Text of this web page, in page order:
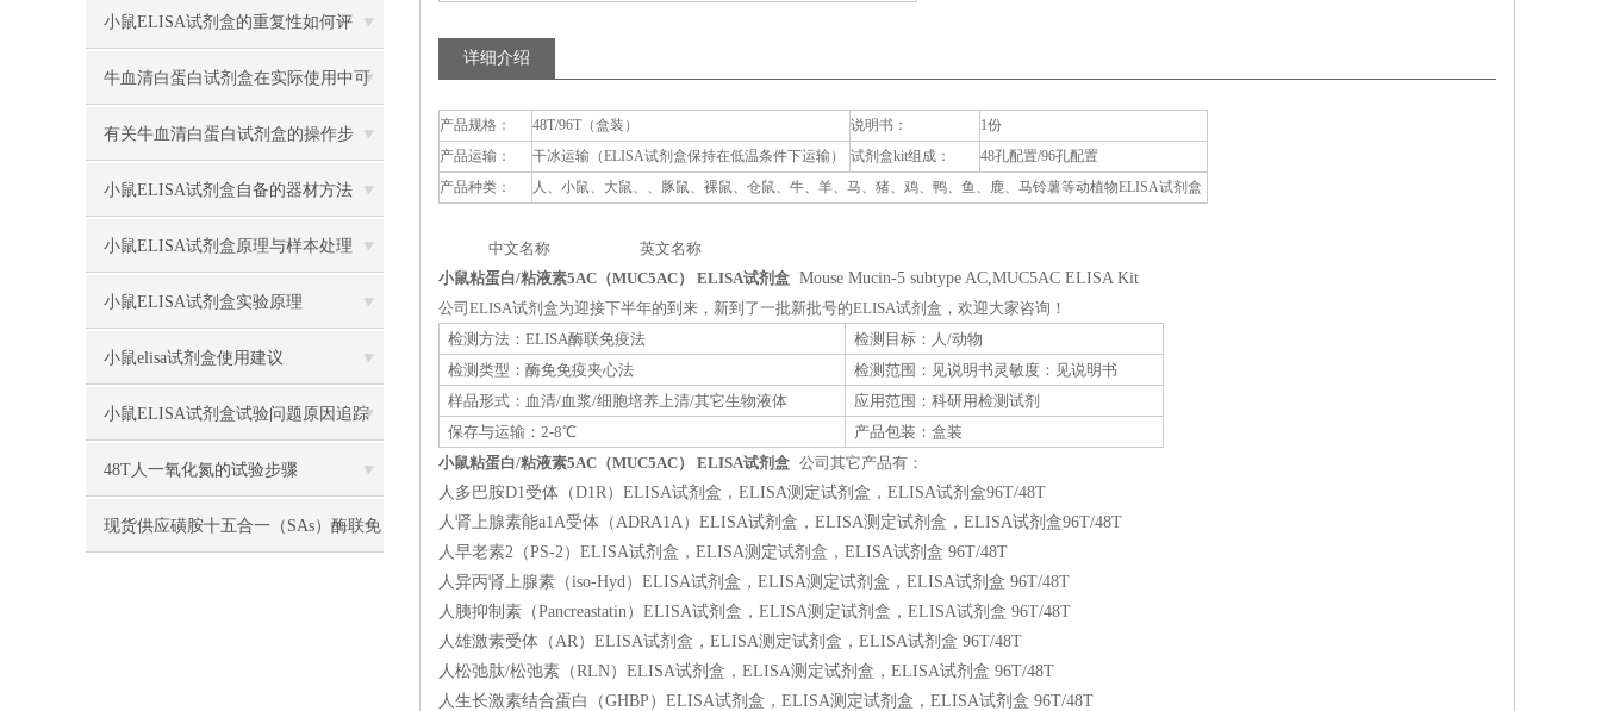
小鼠ELISA试剂盒的重复性如何评
估？
牛血清白蛋白试剂盒在实际使用中可
分为多种类型测定
有关牛血清白蛋白试剂盒的操作步
骤，以下有详细说明
小鼠ELISA试剂盒自备的器材方法
小鼠ELISA试剂盒原理与样本处理
小鼠ELISA试剂盒实验原理
小鼠elisa试剂盒使用建议
小鼠ELISA试剂盒试验问题原因追踪
48T人一氧化氮的试验步骤
现货供应磺胺十五合一（SAs）酶联免
详细介绍
产品规格： 48T/96T（盒装） 说明书：
1份
产品运输：
干冰运输（ELISA试剂盒保持在低温条件下运输） 试剂盒kit组成：
48孔配置/96孔配置
产品种类：
人、小鼠、大鼠、、豚鼠、裸鼠、仓鼠、牛、羊、马、猪、鸡、鸭、鱼、鹿、马铃薯等动植物ELISA试剂盒
中文名称 英文名称
小鼠粘蛋白/粘液素5AC（MUC5AC） ELISA试剂盒 Mouse Mucin-5 subtype AC,MUC5AC ELISA Kit
公司ELISA试剂盒为迎接下半年的到来，新到了一批新批号的ELISA试剂盒，欢迎大家咨询！
检测方法：ELISA酶联免疫法
检测目标：人/动物
检测类型：酶免免疫夹心法
检测范围：见说明书灵敏度：见说明书
样品形式：血清/血浆/细胞培养上清/其它生物液体
应用范围：科研用检测试剂
保存与运输：2-8℃
产品包装：盒装
小鼠粘蛋白/粘液素5AC（MUC5AC） ELISA试剂盒 公司其它产品有：
人多巴胺D1受体（D1R）ELISA试剂盒，ELISA测定试剂盒，ELISA试剂盒96T/48T
人肾上腺素能a1A受体（ADRA1A）ELISA试剂盒，ELISA测定试剂盒，ELISA试剂盒96T/48T
人早老素2（PS-2）ELISA试剂盒，ELISA测定试剂盒，ELISA试剂盒 96T/48T
人异丙肾上腺素（iso-Hyd）ELISA试剂盒，ELISA测定试剂盒，ELISA试剂盒 96T/48T
人胰抑制素（Pancreastatin）ELISA试剂盒，ELISA测定试剂盒，ELISA试剂盒 96T/48T
人雄激素受体（AR）ELISA试剂盒，ELISA测定试剂盒，ELISA试剂盒 96T/48T
人松弛肽/松弛素（RLN）ELISA试剂盒，ELISA测定试剂盒，ELISA试剂盒 96T/48T
人生长激素结合蛋白（GHBP）ELISA试剂盒，ELISA测定试剂盒，ELISA试剂盒 96T/48T